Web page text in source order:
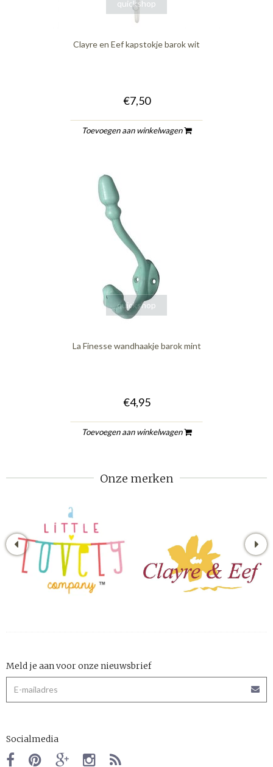
quickshop
Clayre en Eef kapstokje barok wit
€7,50
Toevoegen aan winkelwagen
quickshop
La Finesse wandhaakje barok mint
€4,95
Toevoegen aan winkelwagen
Onze merken
Meld je aan voor onze nieuwsbrief
Socialmedia